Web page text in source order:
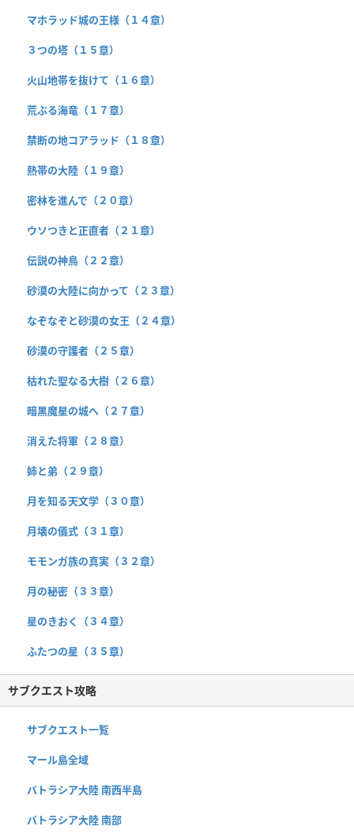
マホラッド城の王様（１４章）
３つの塔（１５章）
火山地帯を抜けて（１６章）
荒ぶる海竜（１７章）
禁断の地コアラッド（１８章）
熱帯の大陸（１９章）
密林を進んで（２０章）
ウソつきと正直者（２１章）
伝説の神鳥（２２章）
砂漠の大陸に向かって（２３章）
なぞなぞと砂漠の女王（２４章）
砂漠の守護者（２５章）
枯れた聖なる大樹（２６章）
暗黒魔星の城へ（２７章）
消えた将軍（２８章）
姉と弟（２９章）
月を知る天文学（３０章）
月壊の儀式（３１章）
モモンガ族の真実（３２章）
月の秘密（３３章）
星のきおく（３４章）
ふたつの星（３５章）
サブクエスト攻略
サブクエスト一覧
マール島全域
バトラシア大陸 南西半島
バトラシア大陸 南部